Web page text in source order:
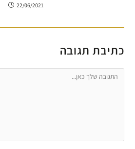
22/06/2021
כתיבת תגובה